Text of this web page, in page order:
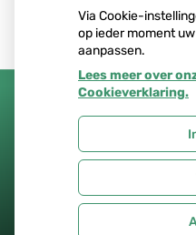
Uw Zorg
Via Cookie-
op ieder moment
aanpassen.
Lees meer over
Cookieverklaring.